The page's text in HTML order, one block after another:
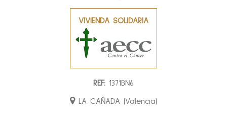
VIVIENDA SOLIDARIA
REF: 1371BN6
LA CAÑADA (Valencia)